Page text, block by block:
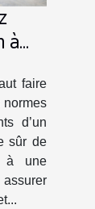
à
faire
d’un
sûr de
à une